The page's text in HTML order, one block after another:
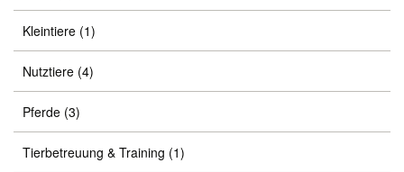
Kleintiere (1)
Nutztiere (4)
Pferde (3)
Tierbetreuung & Training (1)